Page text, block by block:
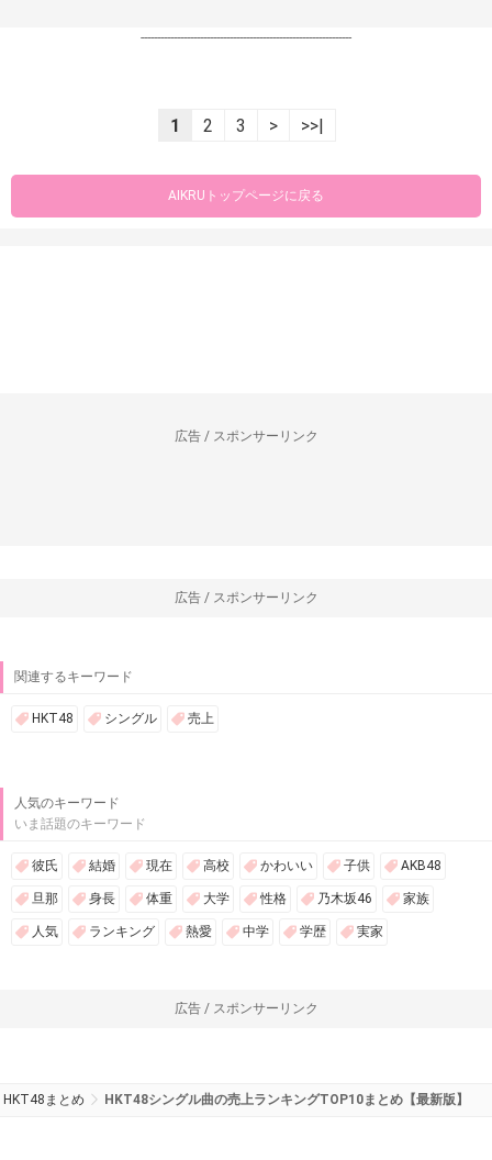
----------------------------------------------------------------
1 2 3 > >>|
AIKRUトップページに戻る
広告 / スポンサーリンク
広告 / スポンサーリンク
関連するキーワード
HKT48 シングル 売上
人気のキーワード
いま話題のキーワード
彼氏 結婚 現在 高校 かわいい 子供 AKB48
旦那 身長 体重 大学 性格 乃木坂46 家族
人気 ランキング 熱愛 中学 学歴 実家
広告 / スポンサーリンク
HKT48まとめ HKT48シングル曲の売上ランキングTOP10まとめ【最新版】